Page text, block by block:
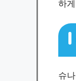
하
슈